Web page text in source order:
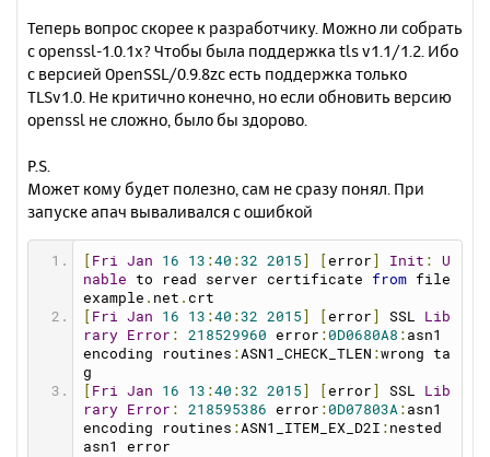
Теперь вопрос скорее к разработчику. Можно ли собрать
с openssl-1.0.1x? Чтобы была поддержка tls v1.1/1.2. Ибо
с версией OpenSSL/0.9.8zc есть поддержка только
TLSv1.0. Не критично конечно, но если обновить версию
openssl не сложно, было бы здорово.
P.S.
Может кому будет полезно, сам не сразу понял. При
запуске апач вываливался с ошибкой
Fri Jan 16 13 :40 :32 2015 error Init :
U
nable to read server certificate from file
example . net . crt
Fri Jan 16 13 :40 :32 2015 error SSL Lib
rary Error : 218529960 error : 0D0680A8 : asn1
encoding routines :ASN1_CHECK_TLEN :wrong ta
g
Fri Jan 16 13 :40 :32 2015 error SSL Lib
rary Error : 218595386 error : 0D07803A : asn1
encoding routines :ASN1_ITEM_EX_D2I : nested
asn1 error